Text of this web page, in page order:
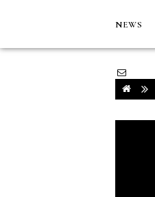
NEWS